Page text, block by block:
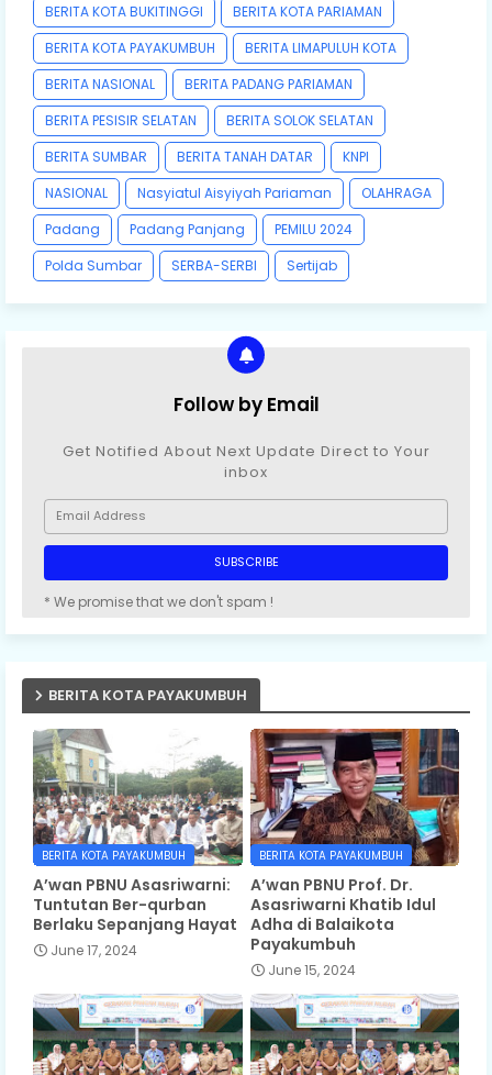
BERITA KOTA BUKITINGGI
BERITA KOTA PARIAMAN
BERITA KOTA PAYAKUMBUH
BERITA LIMAPULUH KOTA
BERITA NASIONAL
BERITA PADANG PARIAMAN
BERITA PESISIR SELATAN
BERITA SOLOK SELATAN
BERITA SUMBAR
BERITA TANAH DATAR
KNPI
NASIONAL
Nasyiatul Aisyiyah Pariaman
OLAHRAGA
Padang
Padang Panjang
PEMILU 2024
Polda Sumbar
SERBA-SERBI Sertijab
Follow by Email
Get Notified About Next Update Direct to Your
inbox
* We promise that we don't spam !
BERITA KOTA PAYAKUMBUH
BERITA KOTA PAYAKUMBUH
A’wan PBNU Asasriwarni:
Tuntutan Ber-qurban
Berlaku Sepanjang Hayat
June 17, 2024
BERITA KOTA PAYAKUMBUH
A’wan PBNU Prof. Dr.
Asasriwarni Khatib Idul
Adha di Balaikota
Payakumbuh
June 15, 2024